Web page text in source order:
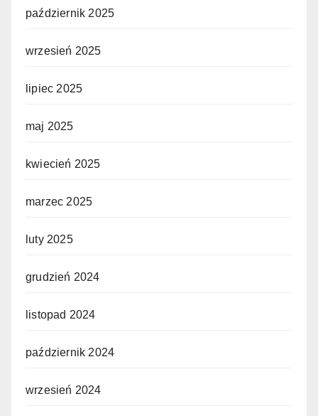
październik 2025
wrzesień 2025
lipiec 2025
maj 2025
kwiecień 2025
marzec 2025
luty 2025
grudzień 2024
listopad 2024
październik 2024
wrzesień 2024